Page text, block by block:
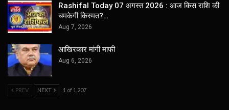
Rashifal Today 07 अगस्त 2026 : आज किस राशि की
चमकेगी किस्मत?…
Aug 7, 2026
आखिरकार मांगी माफी
Aug 6, 2026
PREV NEXT 1 of 1,207